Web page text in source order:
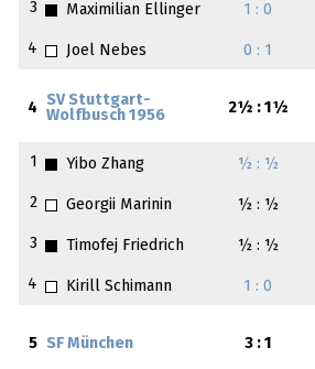
3 Maximilian Ellinger 1 : 0
4 Joel Nebes 0 : 1
4
SV Stuttgart-
Wolfbusch 1956
2½ : 1½
1 Yibo Zhang ½ : ½
2 Georgii Marinin ½ : ½
3 Timofej Friedrich ½ : ½
4
Kirill Schimann 1 : 0
5 SF München 3 : 1